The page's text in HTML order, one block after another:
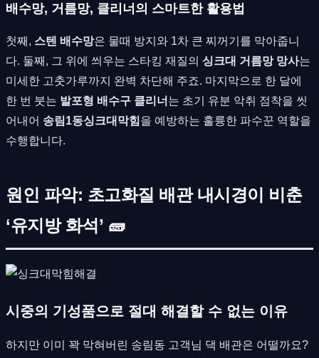
배수망, 거름망, 클리너의 스마트한 활용법
첫째, 스텐 배수망은 물때 방지와 1차 큰 찌꺼기를 막아줍니
다. 둘째, 그 위에 씌우는 스타킹 재질의 싱크대 거름망 망사는
미세한 고춧가루까지 완벽 차단해 주죠. 마지막으로 한 달에
한 번 붓는 발포형 배수구 클리너 는 초기 유분 악취 점착을 씻
어내어 송림1동싱크대막힘을 예방하는 훌륭한 파수꾼 역할을
수행합니다.
원인 파악: 초고화질 배관 내시경이 비춘
‘유지방 화석’ 🧱
시중의 기성품으로 절대 해결할 수 없는 이유
하지만 이미 꽉 막혀버린 송림동 고객님 댁 배관은 어떨까요?